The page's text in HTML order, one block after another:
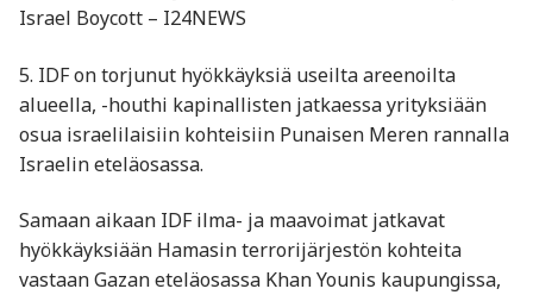
Israel Boycott – I24NEWS
5. IDF on torjunut hyökkäyksiä useilta areenoilta
alueella, -houthi kapinallisten jatkaessa yrityksiään
osua israelilaisiin kohteisiin Punaisen Meren rannalla
Israelin eteläosassa.
Samaan aikaan IDF ilma- ja maavoimat jatkavat
hyökkäyksiään Hamasin terrorijärjestön kohteita
vastaan Gazan eteläosassa Khan Younis kaupungissa,